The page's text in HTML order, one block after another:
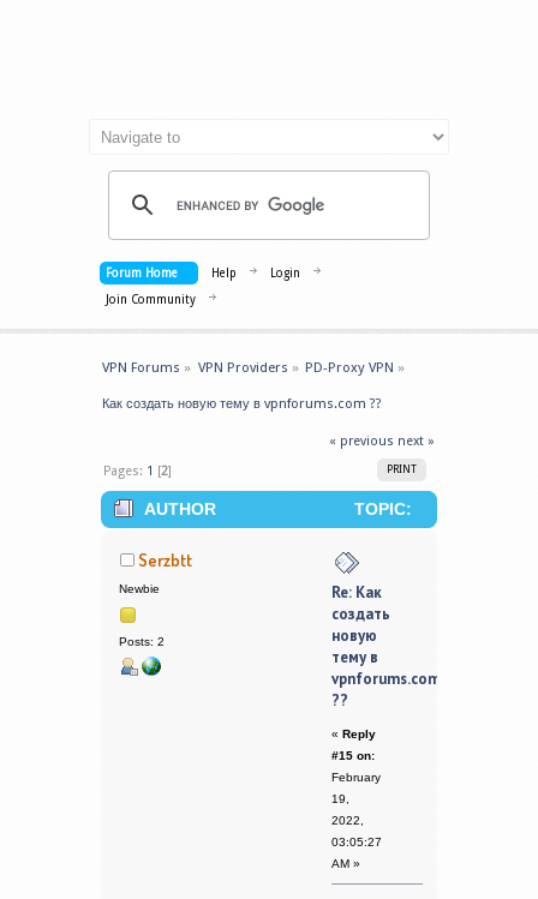
Forum Home Help
Login
Join Community
VPN Forums » VPN Providers » PD-Proxy VPN »
Как создать новую тему в vpnforums.com ??
« previous next »
PRINT
Pages: 1 [2]
AUTHOR
TOPIC:
VPNFORUMS.COM ?? (READ 642163
TIMES)
Serzbtt
Newbie
Posts: 2
Re: Как
создать
новую
тему в
vpnforums.com
??
« Reply
#15 on:
February
19,
2022,
03:05:27
AM »